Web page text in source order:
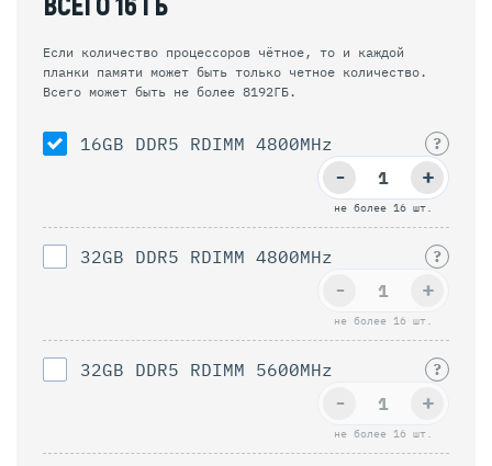
Если количество процессоров чётное, то и каждой
планки памяти может быть только четное количество.
Всего может быть не более 8192ГБ.
16GB DDR5 RDIMM 4800MHz ?
не более 16 шт.
+
-
32GB DDR5 RDIMM 4800MHz ?
не более 16 шт.
+
-
32GB DDR5 RDIMM 5600MHz ?
не более 16 шт.
+
-